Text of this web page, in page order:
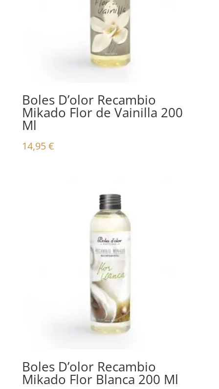
Boles D’olor Recambio
Mikado Flor de Vainilla 200
Ml
14,95€
Boles D’olor Recambio
Mikado Flor Blanca 200 Ml